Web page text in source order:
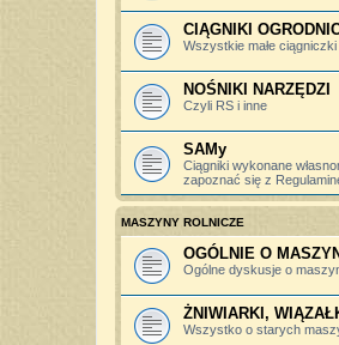
CIĄGNIKI
Wszystkie małe
NOŚNIKI NARZĘDZI
Czyli RS i inne
SAMy
Ciągniki wykonane
zapoznać się z
MASZYNY ROLNICZE
OGÓLNIE O
Ogólne dyskusje o
ŻNIWIARKI,
Wszystko o starych